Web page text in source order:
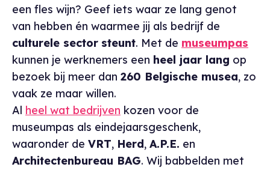
een fles wijn? Geef iets waar ze lang genot
van hebben én waarmee jij als bedrijf de
culturele sector steunt. Met de museumpas
kunnen je werknemers een heel jaar lang op
bezoek bij meer dan 260 Belgische musea, zo
vaak ze maar willen.
Al heel wat bedrijven kozen voor de
museumpas als eindejaarsgeschenk,
waaronder de VRT, Herd, A.P.E. en
Architectenbureau BAG. Wij babbelden met